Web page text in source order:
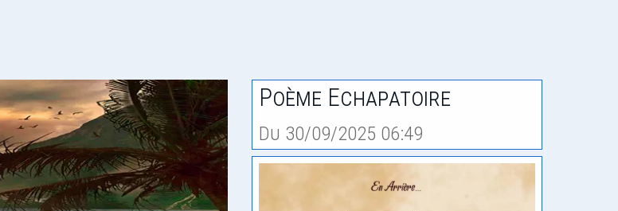
Poème Echapatoire
Du 30/09/2025 06:49